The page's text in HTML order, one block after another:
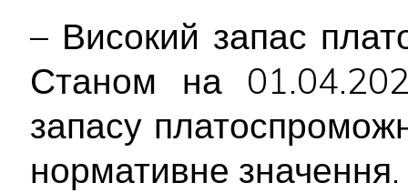
– Високий запас
Станом на
запасу
нормативне значення.